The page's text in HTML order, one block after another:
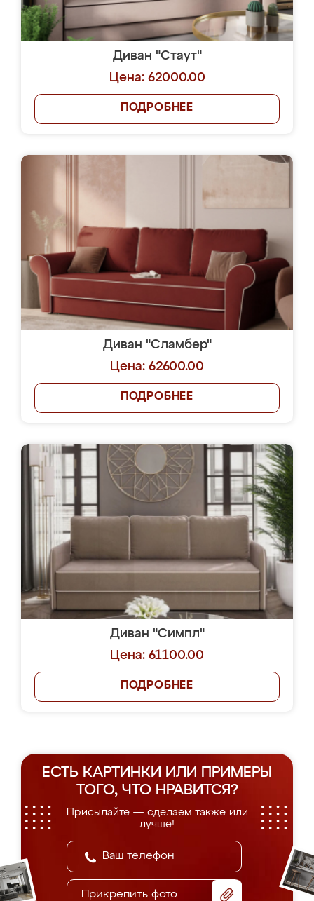
Диван "Стаут"
Цена: 62000.00
ПОДРОБНЕЕ
Диван "Сламбер"
Цена: 62600.00
ПОДРОБНЕЕ
Диван "Симпл"
Цена: 61100.00
ПОДРОБНЕЕ
ЕСТЬ КАРТИНКИ ИЛИ ПРИМЕРЫ
ТОГО, ЧТО НРАВИТСЯ?
Присылайте — сделаем также или
лучше!
Прикрепить фото